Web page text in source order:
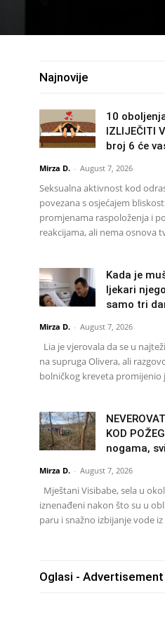
Najnovije
10
IZLIJEČITI
broj 6 će
Mirza D. - August 7, 2026
Seksualna aktivnost kod
povezana s osjećajem
promjenama raspoloženja i
reakcijama, ali nema osnova
Kada je
ljekari
samo tri
Mirza D. - August 7, 2026
Lia je vjerovala da se u
na supruga Olivera, ali
bolničkog kreveta promijenio
KOD
nogama,
Mirza D. - August 7, 2026
Mještani Visibabe, sela u
iznenađeni nakon što su u
paru i snažno izbijanje vode iz
Oglasi - Advertisement